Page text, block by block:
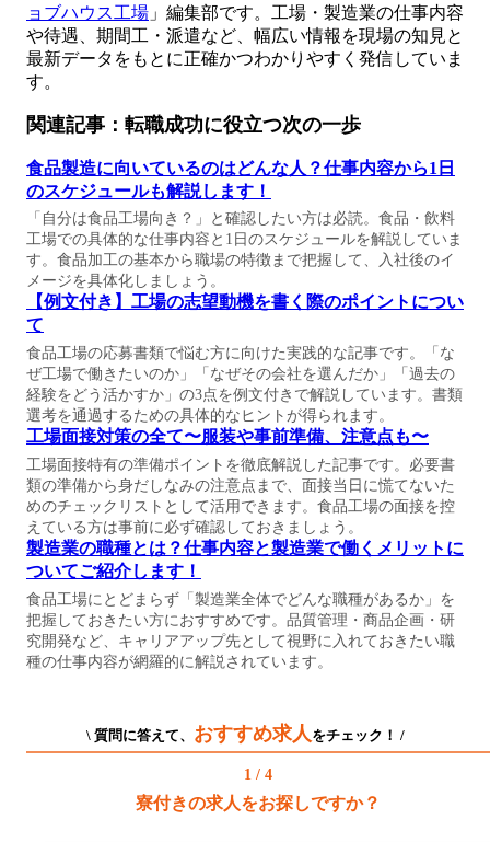
ョブハウス工場 」編集部です。工場・製造業の仕事内容
や待遇、期間工・派遣など、幅広い情報を現場の知見と
最新データをもとに正確かつわかりやすく発信していま
す。
関連記事：転職成功に役立つ次の一歩
食品製造に向いているのはどんな人？仕事内容から1日
のスケジュールも解説します！
「自分は食品工場向き？」と確認したい方は必読。食品・飲料
工場での具体的な仕事内容と1日のスケジュールを解説していま
す。食品加工の基本から職場の特徴まで把握して、入社後のイ
メージを具体化しましょう。
【例文付き】工場の志望動機を書く際のポイントについ
て
食品工場の応募書類で悩む方に向けた実践的な記事です。「な
ぜ工場で働きたいのか」「なぜその会社を選んだか」「過去の
経験をどう活かすか」の3点を例文付きで解説しています。書類
選考を通過するための具体的なヒントが得られます。
工場面接対策の全て〜服装や事前準備、注意点も〜
工場面接特有の準備ポイントを徹底解説した記事です。必要書
類の準備から身だしなみの注意点まで、面接当日に慌てないた
めのチェックリストとして活用できます。食品工場の面接を控
えている方は事前に必ず確認しておきましょう。
製造業の職種とは？仕事内容と製造業で働くメリットに
ついてご紹介します！
食品工場にとどまらず「製造業全体でどんな職種があるか」を
把握しておきたい方におすすめです。品質管理・商品企画・研
究開発など、キャリアアップ先として視野に入れておきたい職
種の仕事内容が網羅的に解説されています。
\ 質問に答えて、 おすすめ求人 をチェック！ /
1 / 4
寮付きの求人をお探しですか？